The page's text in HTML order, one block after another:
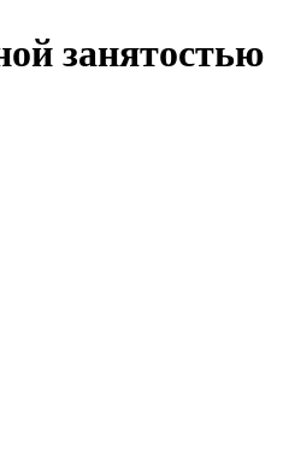
занятостью